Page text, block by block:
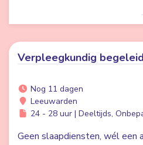
Verpleegkundig
Nog 11 dagen
Leeuwarden
24 - 28 uur | Deeltijds,
Geen slaapdiensten, wél een